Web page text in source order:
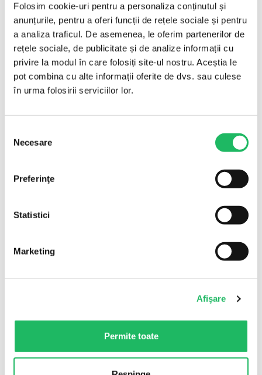
Folosim cookie-uri pentru a personaliza conținutul și
anunțurile, pentru a oferi funcții de rețele sociale și pentru
a analiza traficul. De asemenea, le oferim partenerilor de
rețele sociale, de publicitate și de analize informații cu
privire la modul în care folosiți site-ul nostru. Aceștia le
pot combina cu alte informații oferite de dvs. sau culese
în urma folosirii serviciilor lor.
consimțământului
Necesare
Preferinţe
Statistici
Marketing
Afişare
Permite toate